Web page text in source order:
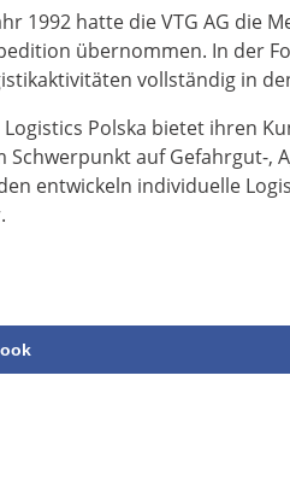
1992 hatte die VTG AG die
übernommen. In der
vollständig in
Logistics Polska bietet ihren
Schwerpunkt auf Gefahrgut-,
entwickeln individuelle